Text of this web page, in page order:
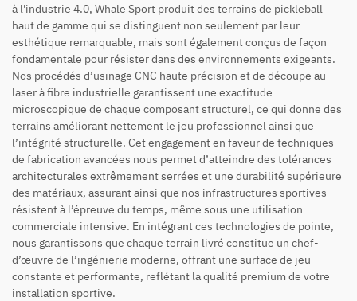
à l'industrie 4.0, Whale Sport produit des terrains de pickleball
haut de gamme qui se distinguent non seulement par leur
esthétique remarquable, mais sont également conçus de façon
fondamentale pour résister dans des environnements exigeants.
Nos procédés d’usinage CNC haute précision et de découpe au
laser à fibre industrielle garantissent une exactitude
microscopique de chaque composant structurel, ce qui donne des
terrains améliorant nettement le jeu professionnel ainsi que
l’intégrité structurelle. Cet engagement en faveur de techniques
de fabrication avancées nous permet d’atteindre des tolérances
architecturales extrêmement serrées et une durabilité supérieure
des matériaux, assurant ainsi que nos infrastructures sportives
résistent à l’épreuve du temps, même sous une utilisation
commerciale intensive. En intégrant ces technologies de pointe,
nous garantissons que chaque terrain livré constitue un chef-
d’œuvre de l’ingénierie moderne, offrant une surface de jeu
constante et performante, reflétant la qualité premium de votre
installation sportive.